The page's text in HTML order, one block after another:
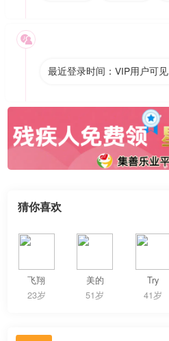

最近登录时间：VIP用户可见
猜你喜欢
飞翔
23岁
美的
51岁
Try
41岁